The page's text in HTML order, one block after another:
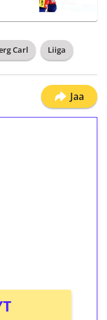
Carl Liiga
Jaa